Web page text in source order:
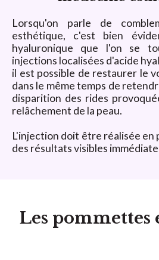
Lorsqu'on parle de
esthétique, c'est bien
hyaluronique que l'on se
injections localisées d'acide
il est possible de restaurer le
dans le même temps de
disparition des rides
relâchement de la peau.
L'injection doit être réalisée
des résultats visibles
Les pommettes